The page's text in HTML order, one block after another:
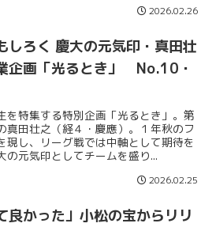
2026.02.26
気印・真田壮
企画「光るとき」 No.10・
を特集する特別企画「光るとき」。第
真田壮之（経４・慶應）。１年秋のフ
現し、リーグ戦では中軸として期待を
の元気印としてチームを盛り...
2026.02.25
良かった」小松の宝からリリ